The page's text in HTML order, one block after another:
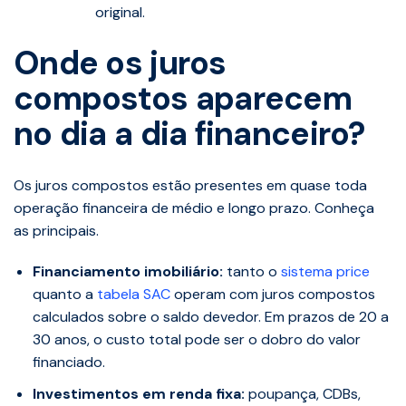
original.
Onde os juros
compostos aparecem
no dia a dia financeiro?
Os juros compostos estão presentes em quase toda
operação financeira de médio e longo prazo. Conheça
as principais.
Financiamento imobiliário: tanto o sistema price
quanto a tabela SACoperam com juros compostos
calculados sobre o saldo devedor. Em prazos de 20 a
30 anos, o custo total pode ser o dobro do valor
financiado.
Investimentos em renda fixa: poupança, CDBs,